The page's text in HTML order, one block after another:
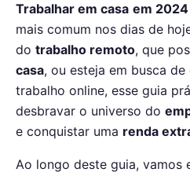
Trabalhar em casa em 2024
mais comum nos dias de
do trabalho remoto, que
casa, ou esteja em busca
trabalho online, esse guia
desbravar o universo do
e conquistar uma renda
Ao longo deste guia, vamos